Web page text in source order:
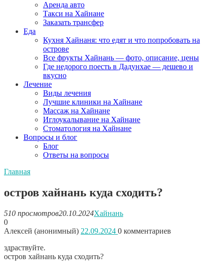
Аренда авто
Такси на Хайнане
Заказать трансфер
Еда
Кухня Хайнаня: что едят и что попробовать на
острове
Все фрукты Хайнань — фото, описание, цены
Где недорого поесть в Дадунхае — дешево и
вкусно
Лечение
Виды лечения
Лучшие клиники на Хайнане
Массаж на Хайнане
Иглоукалывание на Хайнане
Стоматология на Хайнане
Вопросы и блог
Блог
Ответы на вопросы
Главная
остров хайнань куда сходить?
510 просмотров20.10.2024Хайнань
0
Алексей (анонимный) 22.09.2024 0 комментариев
здраствуйте.
остров хайнань куда сходить?